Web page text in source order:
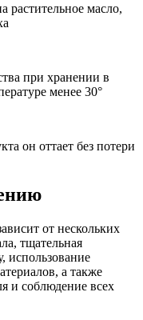
масло,
при хранении в
менее 30°
он оттает без потери
от нескольких
тщательная
использование
а также
и соблюдение всех